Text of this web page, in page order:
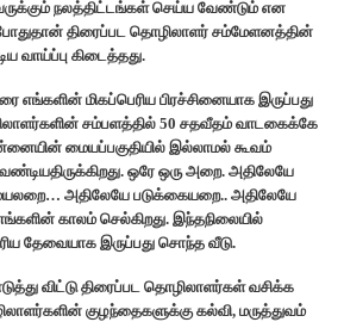
நலத்திட்டங்கள் செய்ய வேண்டும் என
திரைப்பட தொழிலாளர் சம்மேளனத்தின்
வாய்ப்பு கிடைத்தது.
மிகப்பெரிய பிரச்சினையாக இருப்பது
சம்பளத்தில் 50 சதவீதம் வாடகைக்கே
மையப்பகுதியில் இல்லாமல் கூவம்
ஒரே ஒரு அறை. அதிலேயே
அதிலேயே படுக்கையறை.. அதிலேயே
காலம் செல்கிறது. இந்தநிலையில்
தேவையாக இருப்பது சொந்த வீடு.
விட்டு திரைப்பட தொழிலாளர்கள் வசிக்க
குழந்தைகளுக்கு கல்வி, மருத்துவம்